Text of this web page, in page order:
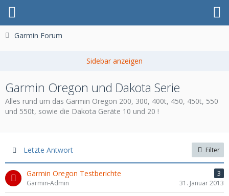
Garmin Forum
Garmin Oregon und Dakota Serie
Alles rund um das Garmin Oregon 200, 300, 400t, 450, 450t, 550
und 550t, sowie die Dakota Geräte 10 und 20 !
Letzte Antwort Filter
Garmin Oregon Testberichte
3
Garmin-Admin
31. Januar 2013